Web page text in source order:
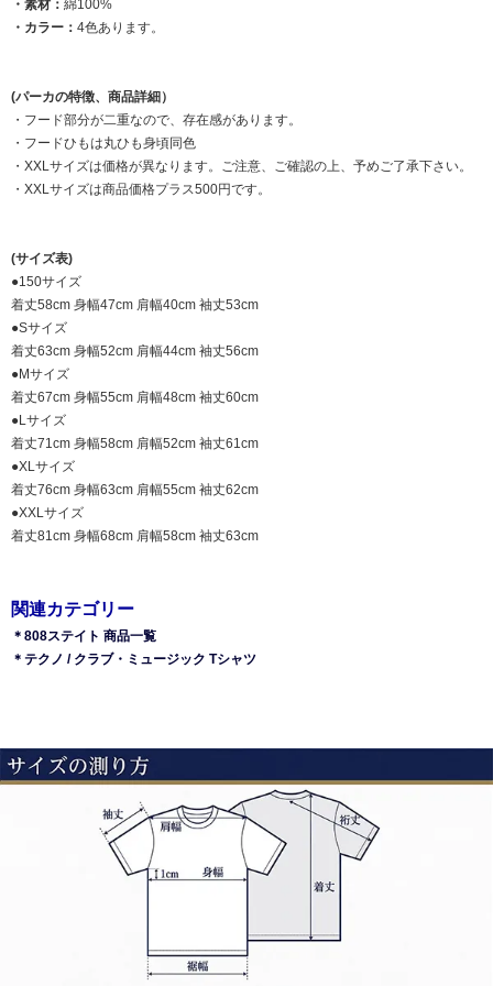
・素材： 綿100%
・カラー： 4色あります。
(パーカの特徴、商品詳細）
・フード部分が二重なので、存在感があります。
・フードひもは丸ひも身頃同色
・XXLサイズは価格が異なります。ご注意、ご確認の上、予めご了承下さい。
・XXLサイズは商品価格プラス500円です。
(サイズ表)
●150サイズ
着丈58cm 身幅47cm 肩幅40cm 袖丈53cm
●Sサイズ
着丈63cm 身幅52cm 肩幅44cm 袖丈56cm
●Mサイズ
着丈67cm 身幅55cm 肩幅48cm 袖丈60cm
●Lサイズ
着丈71cm 身幅58cm 肩幅52cm 袖丈61cm
●XLサイズ
着丈76cm 身幅63cm 肩幅55cm 袖丈62cm
●XXLサイズ
着丈81cm 身幅68cm 肩幅58cm 袖丈63cm
関連カテゴリー
＊808ステイト 商品一覧
＊テクノ / クラブ・ミュージック Tシャツ